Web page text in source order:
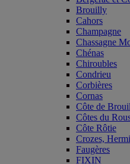
Brouilly
Cahors
Champagne
Chassagne
Chénas
Chiroubles
Condrieu
Corbières
Cornas
Côte de
Côtes du
Côte Rôtie
Crozes,
Faugères
FIXIN